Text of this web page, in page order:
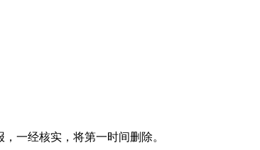
一经核实，将第一时间删除。